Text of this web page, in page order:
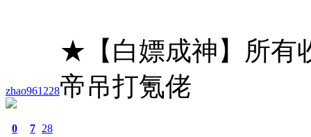
zhao961228
0 7 28
★【白嫖成神】所有
帝吊打氪佬